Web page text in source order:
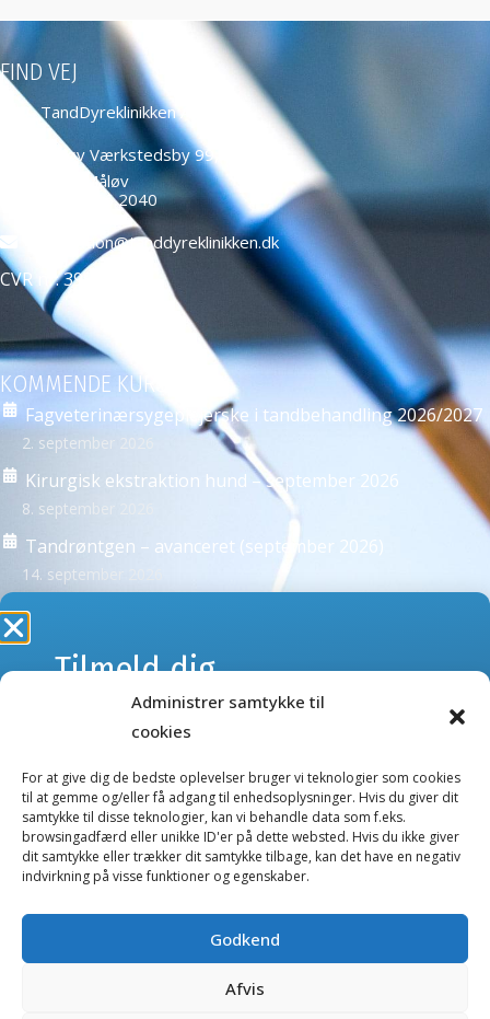
Administrer samtykke til
cookies
For at give dig de bedste oplevelser bruger vi teknologier som cookies
til at gemme og/eller få adgang til enhedsoplysninger. Hvis du giver dit
samtykke til disse teknologier, kan vi behandle data som f.eks.
browsingadfærd eller unikke ID'er på dette websted. Hvis du ikke giver
dit samtykke eller trækker dit samtykke tilbage, kan det have en negativ
indvirkning på visse funktioner og egenskaber.
Godkend
Afvis
FIND VEJ
TandDyreklinikken ApS
Måløv Værkstedsby 99,
2760 Måløv
+45 4466 2040
education@tanddyreklinikken.dk
CVR nr: 39584271
KOMMENDE KURSER
Fagveterinærsygeplejerske i tandbehandling 2026/2027
2. september 2026
Kirurgisk ekstraktion hund – september 2026
8. september 2026
Tandrøntgen – avanceret (september 2026)
14. september 2026
NYHEDSBREVE
Tilmeld dig vores nyhedsbreve og få besked om kurser
eller nye produkter og tilbud i webshoppen.
Kurser nyhedsbrev
Webshop nyhedsbrev
Salgs- og handelsbetingelser
Fortrolighedserklæring
Tilmeld dig
webshoppens
Gå ikke glip af nyheder og tilbud.
E-
(Påkrævet)